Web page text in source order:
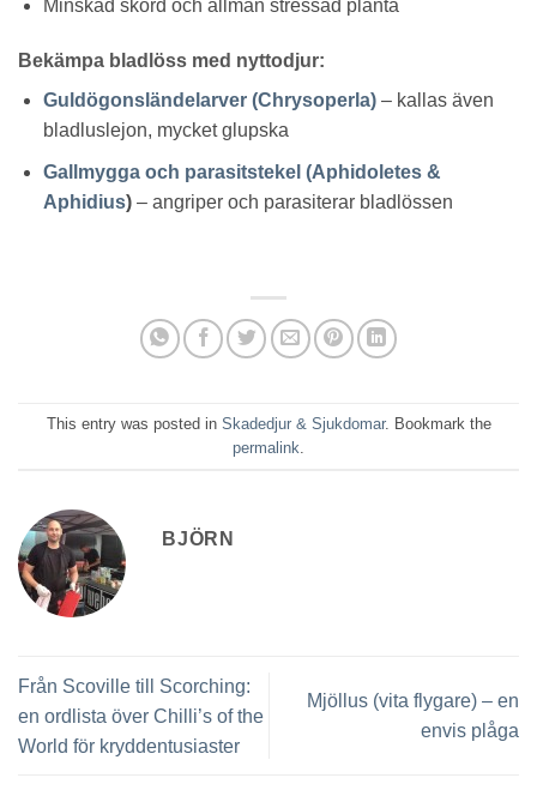
Minskad skörd och allmän stressad planta
Bekämpa bladlöss med nyttodjur:
Guldögonsländelarver (Chrysoperla)– kallas även
bladluslejon, mycket glupska
Gallmygga och parasitstekel (Aphidoletes &
Aphidius)– angriper och parasiterar bladlössen
This entry was posted in Skadedjur & Sjukdomar. Bookmark the
permalink
BJÖRN
Från Scoville till Scorching:
en ordlista över Chilli’s of the
World för kryddentusiaster
Mjöllus (vita flygare) – en
envis plåga